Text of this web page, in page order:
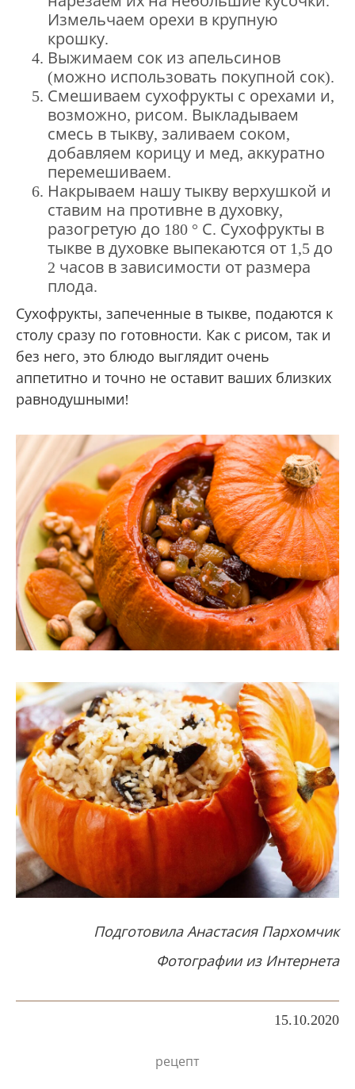
Измельчаем орехи в крупную
крошку.
Выжимаем сок из апельсинов
(можно использовать покупной сок).
Смешиваем сухофрукты с орехами и,
возможно, рисом. Выкладываем
смесь в тыкву, заливаем соком,
добавляем корицу и мед, аккуратно
перемешиваем.
Накрываем нашу тыкву верхушкой и
ставим на противне в духовку,
разогретую до 180 ° С. Сухофрукты в
тыкве в духовке выпекаются от 1,5 до
2 часов в зависимости от размера
плода.
Сухофрукты, запеченные в тыкве, подаются к
столу сразу по готовности. Как с рисом, так и
без него, это блюдо выглядит очень
аппетитно и точно не оставит ваших близких
равнодушными!
Подготовила Анастасия Пархомчик
Фотографии из Интернета
15.10.2020
рецепт